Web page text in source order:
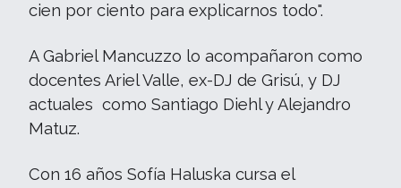
cien por ciento para explicarnos todo".
A Gabriel Mancuzzo lo acompañaron como
docentes Ariel Valle, ex-DJ de Grisú, y DJ
actuales como Santiago Diehl y Alejandro
Matuz.
Con 16 años Sofía Haluska cursa el